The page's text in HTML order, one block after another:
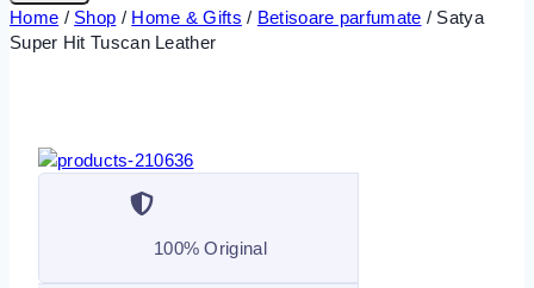
Home / Shop / Home & Gifts / Betisoare parfumate / Satya
Super Hit Tuscan Leather
100% Original